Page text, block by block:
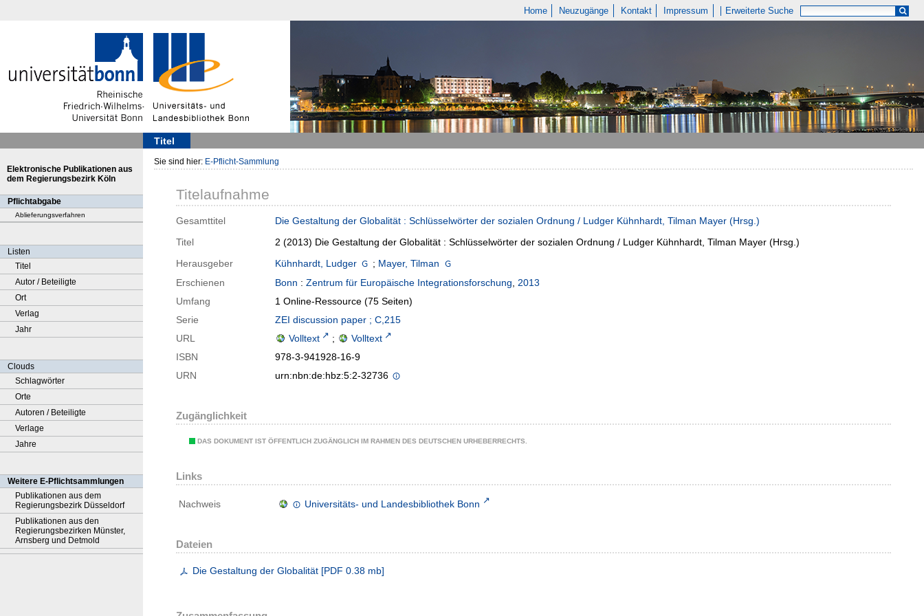
Home Neuzugänge Kontakt Impressum Erweiterte Suche
Titel
Elektronische Publikationen aus
dem Regierungsbezirk Köln
Pflichtabgabe
Ablieferungsverfahren
Listen
Titel
Autor / Beteiligte
Ort
Verlag
Jahr
Clouds
Schlagwörter
Orte
Autoren / Beteiligte
Verlage
Jahre
Weitere E-Pflichtsammlungen
Publikationen aus dem
Regierungsbezirk Düsseldorf
Publikationen aus den
Regierungsbezirken Münster,
Arnsberg und Detmold
Sie sind hier: E-Pflicht-Sammlung
Titelaufnahme
Gesamttitel
Die Gestaltung der Globalität : Schlüsselwörter der sozialen Ordnung / Ludger Kühnhardt, Tilman Mayer (Hrsg.)
Titel
2 (2013) Die Gestaltung der Globalität : Schlüsselwörter der sozialen Ordnung / Ludger Kühnhardt, Tilman Mayer (Hrsg.)
Herausgeber
Kühnhardt, Ludger ; Mayer, Tilman
Erschienen
Bonn : Zentrum für Europäische Integrationsforschung, 2013
Umfang
1 Online-Ressource (75 Seiten)
Serie
ZEI discussion paper ; C,215
URL
Volltext ;
Volltext
ISBN
978-3-941928-16-9
URN
urn:nbn:de:hbz:5:2-32736
Zugänglichkeit
DAS DOKUMENT IST ÖFFENTLICH ZUGÄNGLICH IM RAHMEN DES DEUTSCHEN URHEBERRECHTS.
Links
Nachweis Universitäts- und Landesbibliothek Bonn
Dateien
Die Gestaltung der Globalität [PDF 0.38 mb]